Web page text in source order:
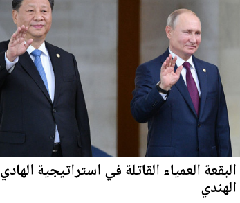
البقعة العمياء القاتلة في استراتيجية الهادي
الهندي